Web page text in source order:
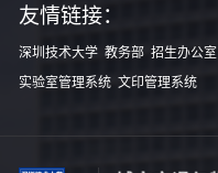
友情链接：
深圳技术大学 教务部 招生办公室
实验室管理系统 文印管理系统